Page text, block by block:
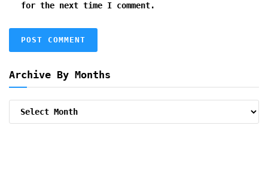
for the next time I comment.
Archive By Months
Archive